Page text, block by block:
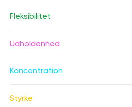
Fleksibilitet
Udholdenhed
Koncentration
Styrke